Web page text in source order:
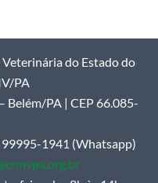
do Estado do
PA
Belém/PA | CEP 66.085-
1941 (Whatsapp)